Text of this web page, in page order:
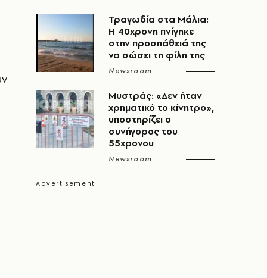
Τραγωδία στα Μάλια:
Η 40χρονη πνίγηκε
στην προσπάθειά της
να σώσει τη φίλη της
Newsroom
Μυστράς: «Δεν ήταν
χρηματικό το κίνητρο»,
υποστηρίζει ο
συνήγορος του
55χρονου
Newsroom